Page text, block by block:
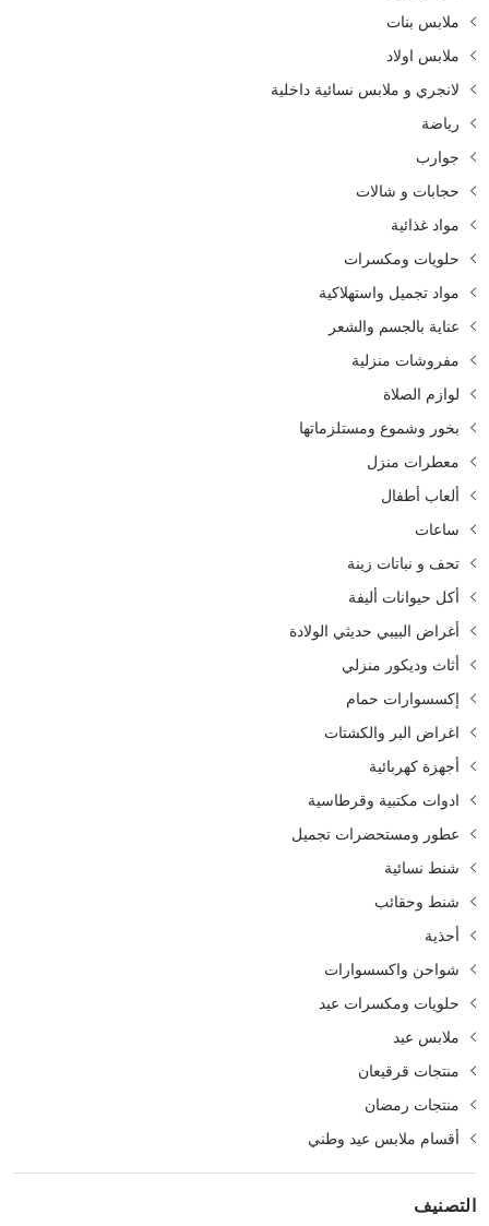
ملابس بنات
ملابس اولاد
لانجري و ملابس نسائية داخلية
رياضة
جوارب
حجابات و شالات
مواد غذائية
حلويات ومكسرات
مواد تجميل واستهلاكية
عناية بالجسم والشعر
مفروشات منزلية
لوازم الصلاة
بخور وشموع ومستلزماتها
معطرات منزل
ألعاب أطفال
ساعات
تحف و نباتات زينة
أكل حيوانات أليفة
أغراض البيبي حديثي الولادة
أثاث وديكور منزلي
إكسسوارات حمام
اغراض البر والكشتات
أجهزة كهربائية
ادوات مكتبية وقرطاسية
عطور ومستحضرات تجميل
شنط نسائية
شنط وحقائب
أحذية
شواحن واكسسوارات
حلويات ومكسرات عيد
ملابس عيد
منتجات قرقيعان
منتجات رمضان
أقسام ملابس عيد وطني
التصنيف